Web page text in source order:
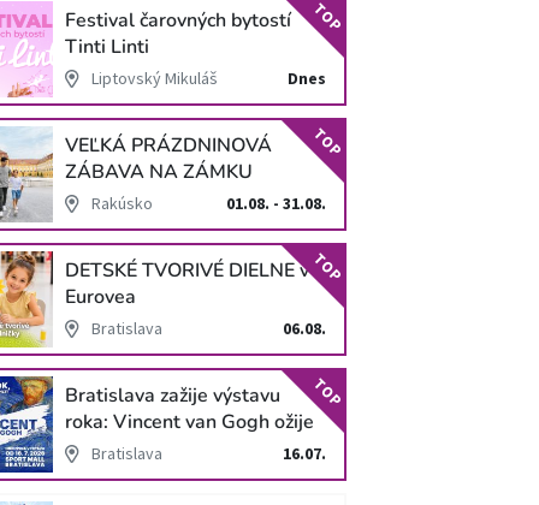
Festival čarovných bytostí
Tinti Linti
Liptovský Mikuláš Dnes
TOP
VEĽKÁ PRÁZDNINOVÁ
ZÁBAVA NA ZÁMKU
SCHLOSS HOF
Rakúsko 01.08. - 31.08.
TOP
DETSKÉ TVORIVÉ DIELNE v
Eurovea
Bratislava 06.08.
TOP
Bratislava zažije výstavu
roka: Vincent van Gogh ožije
v unikátnej imerzívnej šou!
Bratislava 16.07.
TOP